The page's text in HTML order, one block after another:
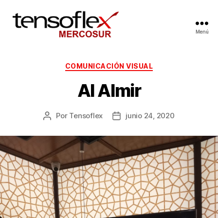
Menú
COMUNICACIÓN VISUAL
Al Almir
Por Tensoflex junio 24, 2020